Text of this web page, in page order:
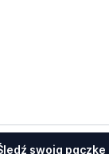
swoją paczkę